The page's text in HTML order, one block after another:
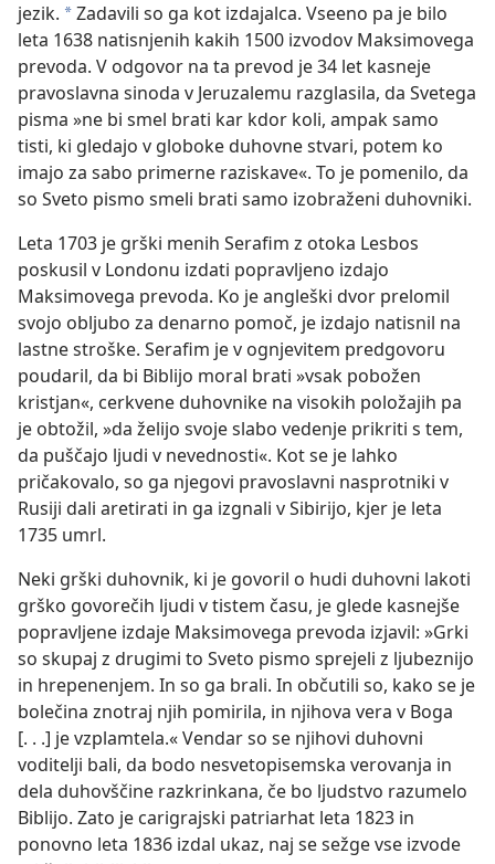
jezik. *Zadavili so ga kot izdajalca. Vseeno pa je bilo
leta 1638 natisnjenih kakih 1500 izvodov Maksimovega
prevoda. V odgovor na ta prevod je 34 let kasneje
pravoslavna sinoda v Jeruzalemu razglasila, da Svetega
pisma »ne bi smel brati kar kdor koli, ampak samo
tisti, ki gledajo v globoke duhovne stvari, potem ko
imajo za sabo primerne raziskave«. To je pomenilo, da
so Sveto pismo smeli brati samo izobraženi duhovniki.
Leta 1703 je grški menih Serafim z otoka Lesbos
poskusil v Londonu izdati popravljeno izdajo
Maksimovega prevoda. Ko je angleški dvor prelomil
svojo obljubo za denarno pomoč, je izdajo natisnil na
lastne stroške. Serafim je v ognjevitem predgovoru
poudaril, da bi Biblijo moral brati »vsak pobožen
kristjan«, cerkvene duhovnike na visokih položajih pa
je obtožil, »da želijo svoje slabo vedenje prikriti s tem,
da puščajo ljudi v nevednosti«. Kot se je lahko
pričakovalo, so ga njegovi pravoslavni nasprotniki v
Rusiji dali aretirati in ga izgnali v Sibirijo, kjer je leta
1735 umrl.
Neki grški duhovnik, ki je govoril o hudi duhovni lakoti
grško govorečih ljudi v tistem času, je glede kasnejše
popravljene izdaje Maksimovega prevoda izjavil: »Grki
so skupaj z drugimi to Sveto pismo sprejeli z ljubeznijo
in hrepenenjem. In so ga brali. In občutili so, kako se je
bolečina znotraj njih pomirila, in njihova vera v Boga
[. . .] je vzplamtela.« Vendar so se njihovi duhovni
voditelji bali, da bodo nesvetopisemska verovanja in
dela duhovščine razkrinkana, če bo ljudstvo razumelo
Biblijo. Zato je carigrajski patriarhat leta 1823 in
ponovno leta 1836 izdal ukaz, naj se sežge vse izvode